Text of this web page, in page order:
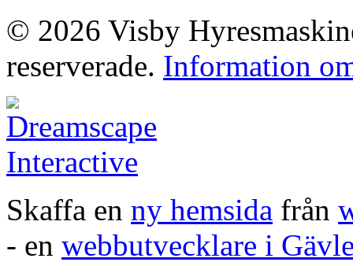
© 2026 Visby
reserverade. Information
Skaffa en ny hemsida från
- en webbutvecklare i